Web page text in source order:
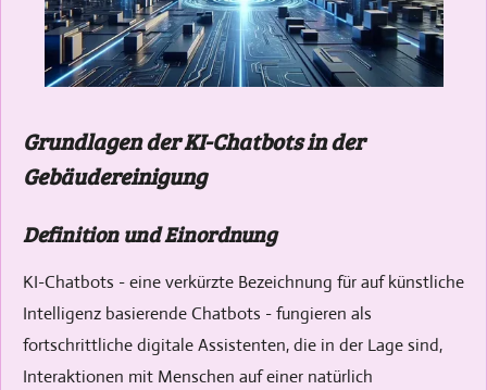
Grundlagen der KI-Chatbots in der
Gebäudereinigung
Definition und Einordnung
KI-Chatbots - eine verkürzte Bezeichnung für auf künstliche
Intelligenz basierende Chatbots - fungieren als
fortschrittliche digitale Assistenten, die in der Lage sind,
Interaktionen mit Menschen auf einer natürlich